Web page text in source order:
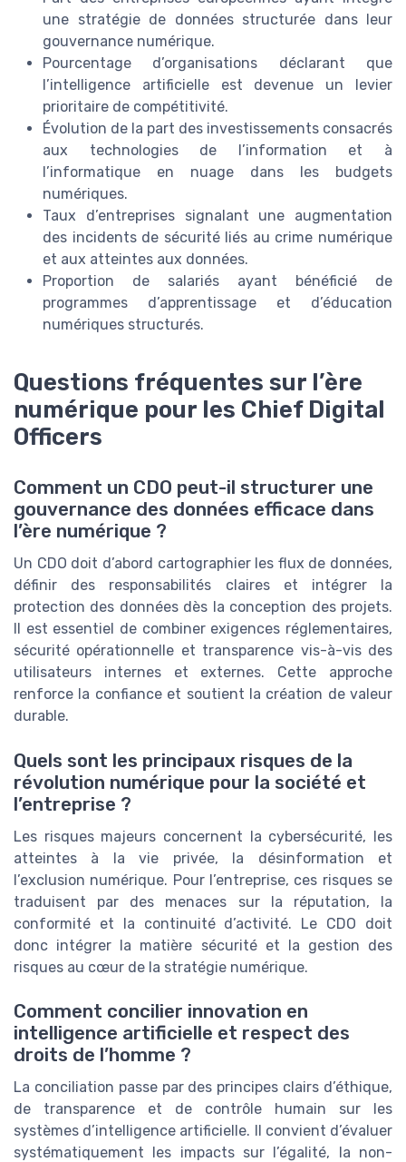
une stratégie de données structurée dans leur
gouvernance numérique.
Pourcentage d’organisations déclarant que
l’intelligence artificielle est devenue un levier
prioritaire de compétitivité.
Évolution de la part des investissements consacrés
aux technologies de l’information et à
l’informatique en nuage dans les budgets
numériques.
Taux d’entreprises signalant une augmentation
des incidents de sécurité liés au crime numérique
et aux atteintes aux données.
Proportion de salariés ayant bénéficié de
programmes d’apprentissage et d’éducation
numériques structurés.
Questions fréquentes sur l’ère
numérique pour les Chief Digital
Officers
Comment un CDO peut-il structurer une
gouvernance des données efficace dans
l’ère numérique ?
Un CDO doit d’abord cartographier les flux de données,
définir des responsabilités claires et intégrer la
protection des données dès la conception des projets.
Il est essentiel de combiner exigences réglementaires,
sécurité opérationnelle et transparence vis-à-vis des
utilisateurs internes et externes. Cette approche
renforce la confiance et soutient la création de valeur
durable.
Quels sont les principaux risques de la
révolution numérique pour la société et
l’entreprise ?
Les risques majeurs concernent la cybersécurité, les
atteintes à la vie privée, la désinformation et
l’exclusion numérique. Pour l’entreprise, ces risques se
traduisent par des menaces sur la réputation, la
conformité et la continuité d’activité. Le CDO doit
donc intégrer la matière sécurité et la gestion des
risques au cœur de la stratégie numérique.
Comment concilier innovation en
intelligence artificielle et respect des
droits de l’homme ?
La conciliation passe par des principes clairs d’éthique,
de transparence et de contrôle humain sur les
systèmes d’intelligence artificielle. Il convient d’évaluer
systématiquement les impacts sur l’égalité, la non-